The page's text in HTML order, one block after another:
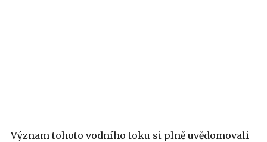
Význam tohoto vodního toku si plně uvědomovali